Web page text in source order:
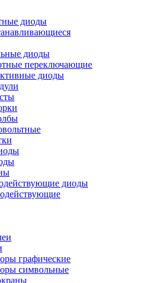
диоды
диоды
переключающие
диоды
диоды
графические
символьные